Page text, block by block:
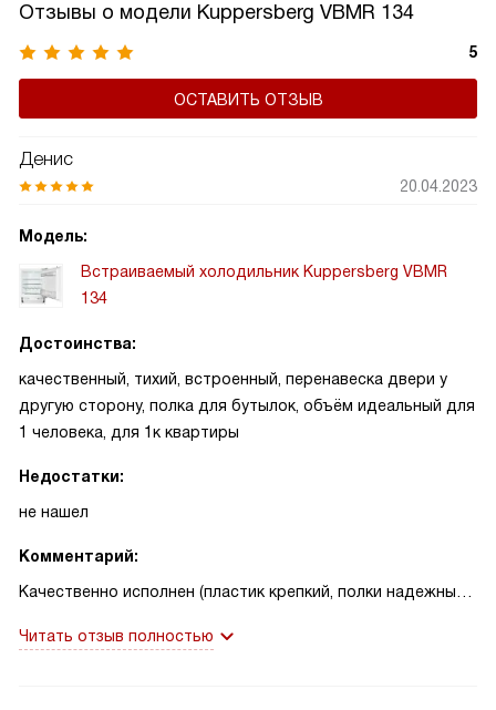
Отзывы о модели Kuppersberg VBMR 134
5
ОСТАВИТЬ ОТЗЫВ
Денис
20.04.2023
Модель:
Встраиваемый холодильник Kuppersberg VBMR
134
Достоинства:
качественный, тихий, встроенный, перенавеска двери у
другую сторону, полка для бутылок, объём идеальный для
1 человека, для 1к квартиры
Недостатки:
не нашел
Комментарий:
Качественно исполнен (пластик крепкий, полки надежные -
ничего), работает тихо, вопросов к нему вообще никаких.
Читать отзыв полностью